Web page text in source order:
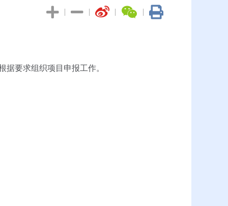
|
|
|
|
要求组织项目申报工作。